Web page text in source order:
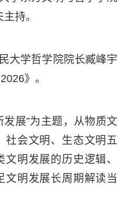
持。
大学哲学院院长臧峰宇
》。
展”为主题，从物质文
社会文明、生态文明五
明发展的历史逻辑、
文明发展长周期解读当